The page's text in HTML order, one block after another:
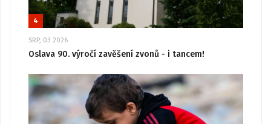
4
SRP, 03 2026
Oslava 90. výročí zavěšení zvonů - i tancem!